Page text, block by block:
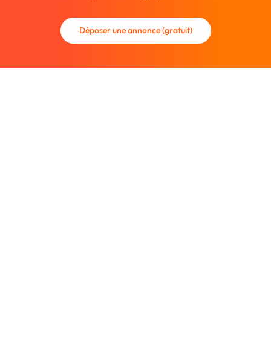
Déposer une annonce (gratuit)